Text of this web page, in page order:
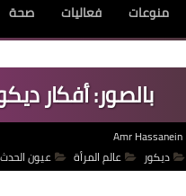
منوعات فعاليات صحة
بالصور: أفكار
Amr Hassanein
ديكور عالم المرأة عيون الحدث